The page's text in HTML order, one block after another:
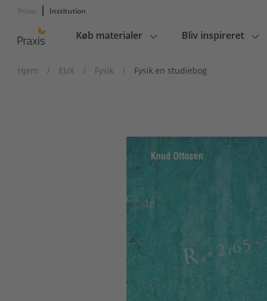
Privat Institution
Main
Køb materialer Bliv inspireret
Hjem / EUX / Fysik / Fysik en studiebog